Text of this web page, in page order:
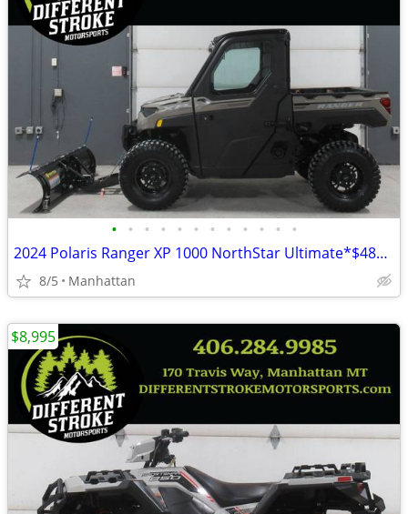
• • • • • • • • • • • •
2024 Polaris Ranger XP 1000 NorthStar Ultimate*$489/Month OAC $0 Down*
8/5 Manhattan
$8,995